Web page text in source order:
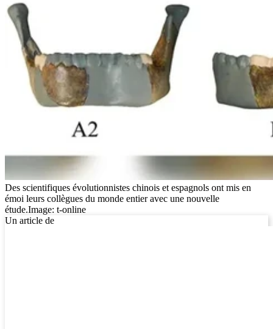
Des scientifiques évolutionnistes chinois et espagnols ont mis en
émoi leurs collègues du monde entier avec une nouvelle
étude.Image: t-online
Un article de